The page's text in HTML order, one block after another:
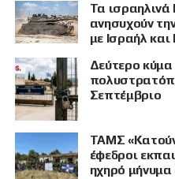
Τα
ανησυχούν
με Ισραήλ και
Δεύτερο κύμα
Σεπτέμβριο
ΤΑΜΣ
έφεδροι
ηχηρό